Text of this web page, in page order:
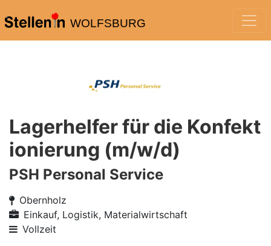
WOLFSBURG
Lagerhelfer für die Konfekt
ionierung (m/w/d)
PSH Personal Service
Obernholz
Einkauf, Logistik, Materialwirtschaft
Vollzeit